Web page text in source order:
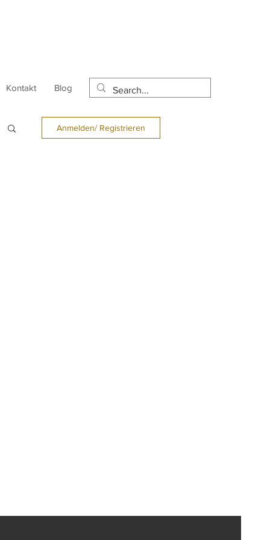
Kontakt Blog
Anmelden/ Registrieren